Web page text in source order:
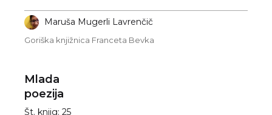
Maruša Mugerli Lavrenčič
Goriška knjižnica Franceta Bevka
Mlada
poezija
Št. knjig: 25